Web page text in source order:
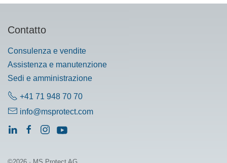
Contatto
Consulenza e vendite
Assistenza e manutenzione
Sedi e amministrazione
+41 71 948 70 70
info@msprotect.com